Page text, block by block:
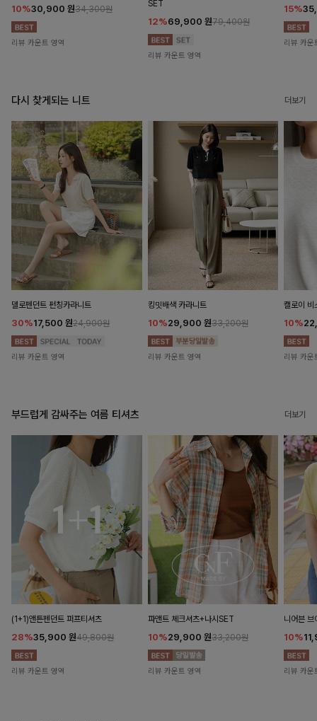
10%30,900 원34,300원
리뷰 카운트 영역
SET
12%69,900 원79,400원
리뷰 카운트 영역
15%
리뷰 카운
다시 찾게되는 니트 더보기
델로펜던트 펀칭카라니트
30%17,500 원24,900원
리뷰 카운트 영역
킹밋배색 카라니트
10%29,900 원33,200원
리뷰 카운트 영역
캘로이 비
10%
리뷰 카운
부드럽게 감싸주는 여름 티셔츠 더보기
(1+1)앤튼펜던트 퍼프티셔츠
28%35,900 원49,800원
리뷰 카운트 영역
파앤트 체크셔츠+나시SET
10%29,900 원33,200원
리뷰 카운트 영역
니어븐 브
10%
리뷰 카운